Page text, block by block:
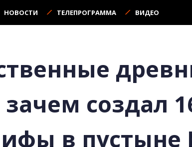
НОВОСТИ ТЕЛЕПРОГРАММА ВИДЕО
зачем создал
в пустыне